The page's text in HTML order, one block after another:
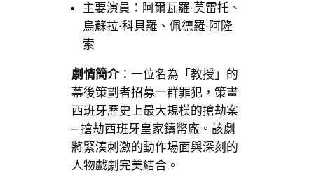
主要演員：阿爾瓦羅·莫雷托、
烏蘇拉·科貝羅、佩德羅·阿隆
索
劇情簡介：一位名為「教授」的
幕後策劃者招募一群罪犯，策畫
西班牙歷史上最大規模的搶劫案
– 搶劫西班牙皇家鑄幣廠。該劇
將緊湊刺激的動作場面與深刻的
人物戲劇完美結合。